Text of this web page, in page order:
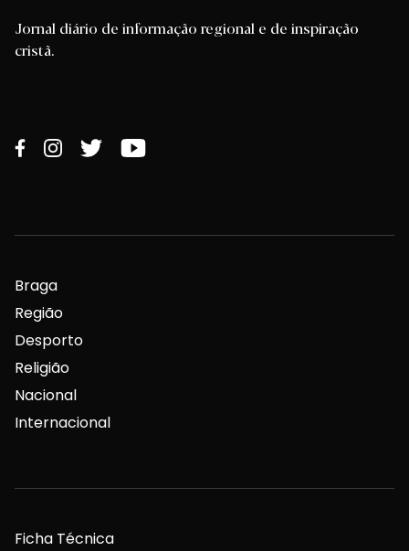
Jornal diário de informação regional e de inspiração
cristã.
Braga
Região
Desporto
Religião
Nacional
Internacional
Ficha Técnica